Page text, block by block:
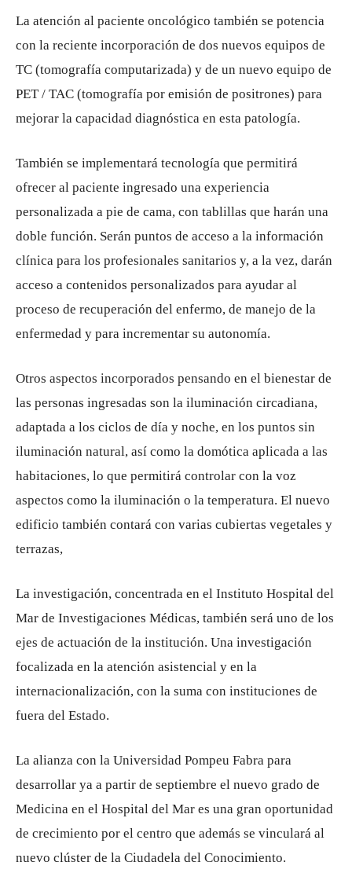
La atención al paciente oncológico también se potencia
con la reciente incorporación de dos nuevos equipos de
TC (tomografía computarizada) y de un nuevo equipo de
PET / TAC (tomografía por emisión de positrones) para
mejorar la capacidad diagnóstica en esta patología.
También se implementará tecnología que permitirá
ofrecer al paciente ingresado una experiencia
personalizada a pie de cama, con tablillas que harán una
doble función. Serán puntos de acceso a la información
clínica para los profesionales sanitarios y, a la vez, darán
acceso a contenidos personalizados para ayudar al
proceso de recuperación del enfermo, de manejo de la
enfermedad y para incrementar su autonomía.
Otros aspectos incorporados pensando en el bienestar de
las personas ingresadas son la iluminación circadiana,
adaptada a los ciclos de día y noche, en los puntos sin
iluminación natural, así como la domótica aplicada a las
habitaciones, lo que permitirá controlar con la voz
aspectos como la iluminación o la temperatura. El nuevo
edificio también contará con varias cubiertas vegetales y
terrazas,
La investigación, concentrada en el Instituto Hospital del
Mar de Investigaciones Médicas, también será uno de los
ejes de actuación de la institución. Una investigación
focalizada en la atención asistencial y en la
internacionalización, con la suma con instituciones de
fuera del Estado.
La alianza con la Universidad Pompeu Fabra para
desarrollar ya a partir de septiembre el nuevo grado de
Medicina en el Hospital del Mar es una gran oportunidad
de crecimiento por el centro que además se vinculará al
nuevo clúster de la Ciudadela del Conocimiento.